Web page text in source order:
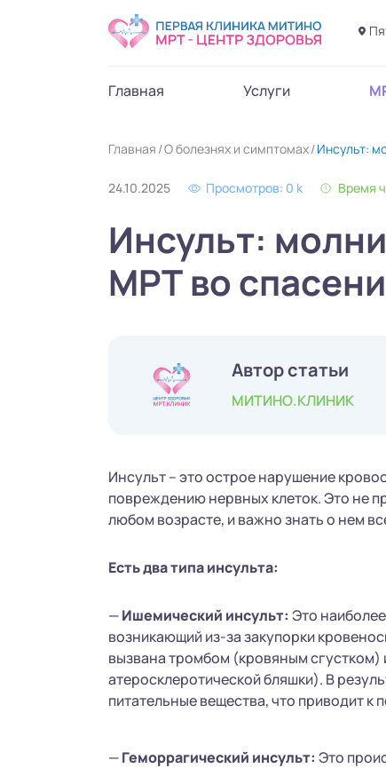
Главная Услуги
Главная О болезнях и симптомах Инсульт:
24.10.2025 Просмотров: 0 k Время
Инсульт:
МРТ во
Автор статьи
МИТИНО.КЛИНИК
Инсульт – это острое нарушение
повреждению нервных клеток. Это не
любом возрасте, и важно знать о нем
Есть два типа инсульта:
—Ишемический инсульт: Это
возникающий из-за закупорки
вызвана тромбом (кровяным
атеросклеротической бляшки). В
питательные вещества, что приводит
—Геморрагический инсульт: Это